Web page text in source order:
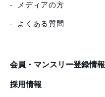
メディアの方
よくある質問
会員・マンスリー登録情報
採用情報